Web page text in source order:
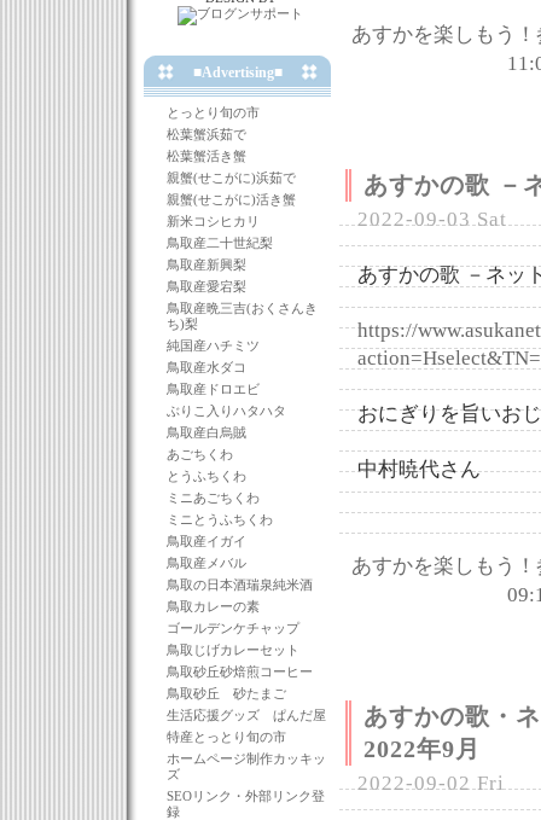
あすかを楽しもう
あすかの歌 －
2022-09-03 Sat
あすかの歌 －ネッ
https://
おにぎりを旨いお
中村暁代さん
あすかを楽しもう
あすかの歌・
2022年9月
2022-09-02 Fri
■Advertising■
とっとり旬の市
松葉蟹浜茹で
松葉蟹活き蟹
親蟹(せこがに)浜茹で
親蟹(せこがに)活き蟹
新米コシヒカリ
鳥取産二十世紀梨
鳥取産新興梨
鳥取産愛宕梨
鳥取産晩三吉(おくさんき
ち)梨
純国産ハチミツ
鳥取産水ダコ
鳥取産ドロエビ
ぶりこ入りハタハタ
鳥取産白烏賊
あごちくわ
とうふちくわ
ミニあごちくわ
ミニとうふちくわ
鳥取産イガイ
鳥取産メバル
鳥取の日本酒瑞泉純米酒
鳥取カレーの素
ゴールデンケチャップ
鳥取じげカレーセット
鳥取砂丘砂焙煎コーヒー
鳥取砂丘 砂たまご
生活応援グッズ ぱんだ屋
特産とっとり旬の市
ホームページ制作カッキッ
ズ
SEOリンク・外部リンク登
録